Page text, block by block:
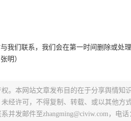
我们联系，我们会在第一时间删除或处
明）
。本网站文章发布目的在于分享舆情知
经许可，不得复制、转载、或以其他方
发邮件至zhangming@civiw.com，电话